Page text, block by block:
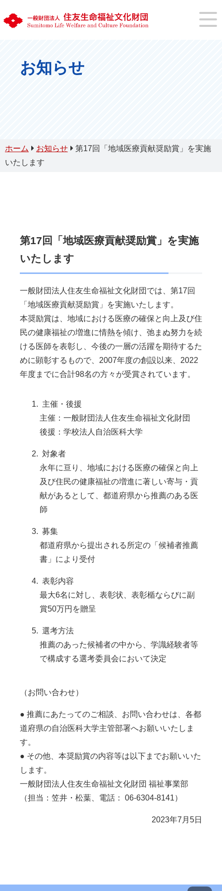
お知らせ
ホーム お知らせ
第17回「地域医療貢献奨励賞」を実施
いたします
第17回「地域医療貢献奨励賞」を実施
いたします
一般財団法人住友生命福祉文化財団では、第17回
「地域医療貢献奨励賞」を実施いたします。
本奨励賞は、地域における医療の確保と向上及び住
民の健康福祉の増進に情熱を傾け、弛まぬ努力を続
ける医師を表彰し、今後の一層の活躍を期待するた
めに顕彰するもので、2007年度の創設以来、2022
年度までに合計98名の方々が受賞されています。
主催・後援
主催：一般財団法人住友生命福祉文化財団
後援：学校法人自治医科大学
対象者
永年に亘り、地域における医療の確保と向上
及び住民の健康福祉の増進に著しい寄与・貢
献があるとして、都道府県から推薦のある医
師
募集
都道府県から提出される所定の「候補者推薦
書」により受付
表彰内容
最大6名に対し、表彰状、表彰楯ならびに副
賞50万円を贈呈
選考方法
推薦のあった候補者の中から、学識経験者等
で構成する選考委員会において決定
（お問い合わせ）
● 推薦にあたってのご相談、お問い合わせは、各都
道府県の自治医科大学主管部署へお願いいたしま
す。
● その他、本奨励賞の内容等は以下までお願いいた
します。
一般財団法人住友生命福祉文化財団 福祉事業部
（担当：笠井・松葉、電話： 06-6304-8141）
2023年7月5日